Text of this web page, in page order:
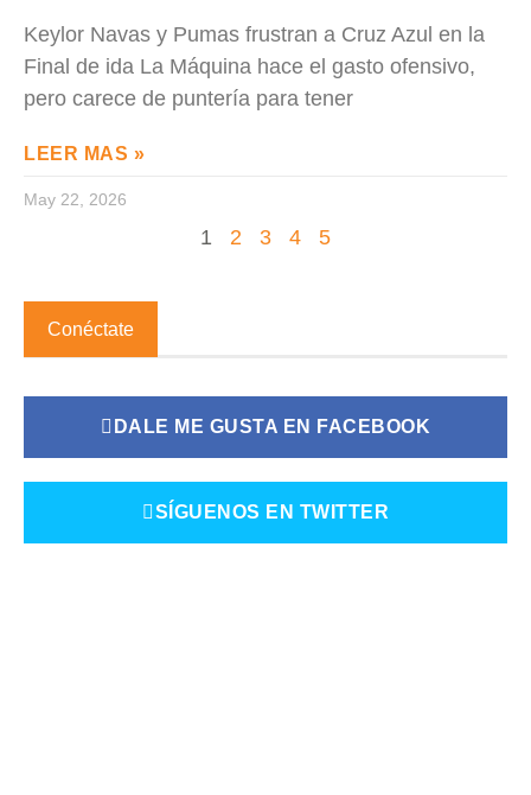
Keylor Navas y Pumas frustran a Cruz Azul en la
Final de ida La Máquina hace el gasto ofensivo,
pero carece de puntería para tener
LEER MAS »
May 22, 2026
1 2 3 4 5
Conéctate
DALE ME GUSTA EN FACEBOOK
SÍGUENOS EN TWITTER